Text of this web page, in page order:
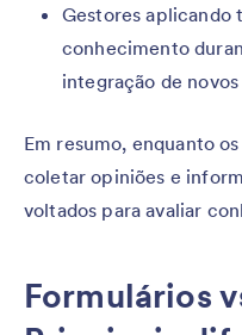
Gestores aplicando
conhecimento
integração de
Em resumo, enquanto
coletar opiniões e
voltados para avaliar
Formulários